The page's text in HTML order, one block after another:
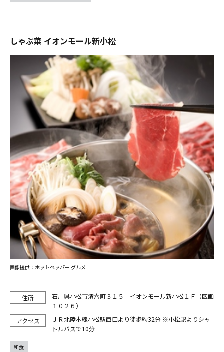
しゃぶ菜 イオンモール新小松
石川県小松市清六町３１５ イオンモール新小松１Ｆ（区画
１０２６）
ＪＲ北陸本線小松駅西口より徒歩約32分 ※小松駅よりシャ
トルバスで10分
画像提供：ホットペッパー グルメ
和食